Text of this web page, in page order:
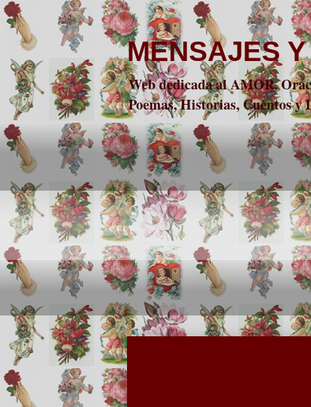
MENSAJES
Web dedicada al AMOR.
Poemas, Historias, Cuentos y